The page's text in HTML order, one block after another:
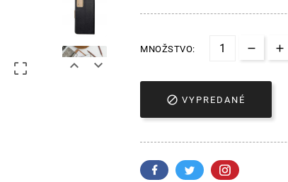
  
MNOŽSTVO:
 VYPREDANÉ